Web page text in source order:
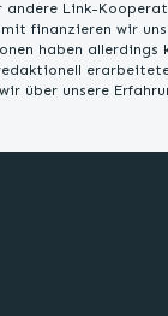
Link-
finanzieren wir
haben allerdings
über unsere